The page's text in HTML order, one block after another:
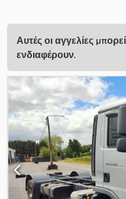
Αυτές οι αγγελίες
ενδιαφέρουν.